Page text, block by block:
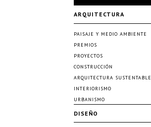
ARQUITECTURA
PAISAJE Y MEDIO AMBIENTE
PREMIOS
PROYECTOS
CONSTRUCCIÓN
ARQUITECTURA SUSTENTABLE
INTERIORISMO
URBANISMO
DISEÑO